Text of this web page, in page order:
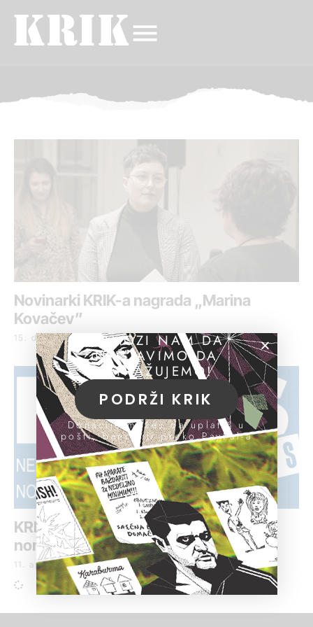
Novinarki KRIK-a nagrada „Marina
Kovačev”
15. decembar 2021.
KRIK-ova priča o ministru Popoviću
nominovana za NUNS-ovu nagradu
11. april 2019.
POMOZI NAM DA
NASTAVIMO DA
ISTRAŽUJEMO!
PODRŽI KRIK
Donacije možeš da uplatiš u
pošti, banci ili preko PayPal-a